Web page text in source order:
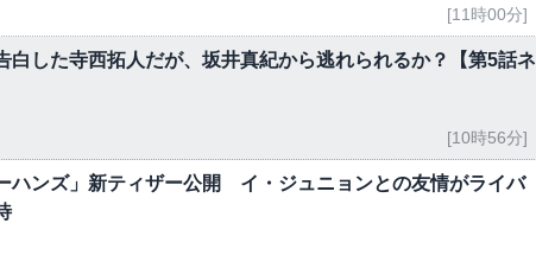
[11時00分]
白した寺西拓人だが、坂井真紀から逃れられるか？【第5話ネ
[10時56分]
ハンズ」新ティザー公開 イ・ジュニョンとの友情がライバ